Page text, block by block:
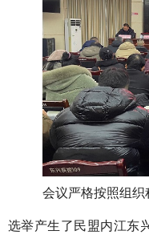
会议严格按照组
选举产生了民盟内江东